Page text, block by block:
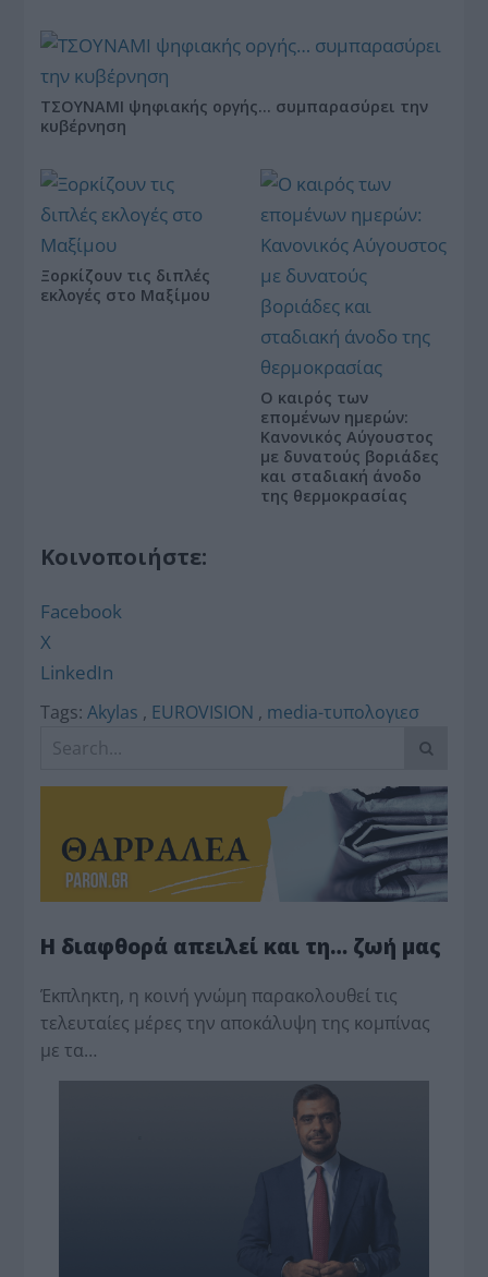
ΤΣΟΥΝΑΜΙ ψηφιακής οργής… συμπαρασύρει την
κυβέρνηση
Ξορκίζουν τις διπλές
εκλογές στο Μαξίμου
Ο καιρός των
επομένων ημερών:
Κανονικός Αύγουστος
με δυνατούς βοριάδες
και σταδιακή άνοδο
της θερμοκρασίας
Κοινοποιήστε:
Facebook
X
LinkedIn
Tags: Akylas , EUROVISION , media-τυπολογιεσ
Η διαφθορά απειλεί και τη… ζωή μας
Έκπληκτη, η κοινή γνώμη παρακολουθεί τις
τελευταίες μέρες την αποκάλυψη της κο­μπίνας
με τα…